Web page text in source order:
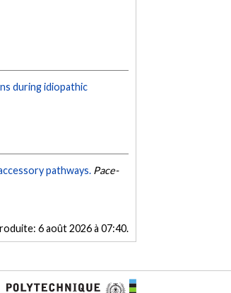
during idiopathic
pathways. Pace-
6 août 2026 à 07:40.